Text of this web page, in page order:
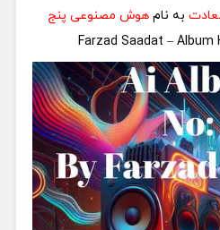
به نام هوش مصنوعی پنج
Farzad Saadat – Album